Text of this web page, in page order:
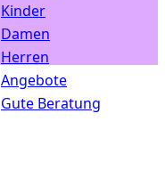
Kinder
Damen
Herren
Angebote
Gute Beratung